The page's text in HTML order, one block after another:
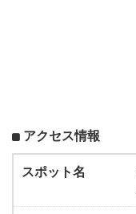
アクセス情報
スポット名